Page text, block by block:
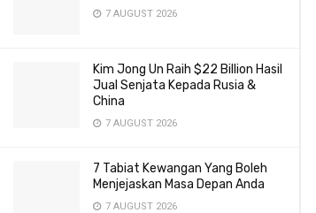
7 AUGUST 2026
Kim Jong Un Raih $22 Billion Hasil
Jual Senjata Kepada Rusia &
China
7 AUGUST 2026
7 Tabiat Kewangan Yang Boleh
Menjejaskan Masa Depan Anda
7 AUGUST 2026